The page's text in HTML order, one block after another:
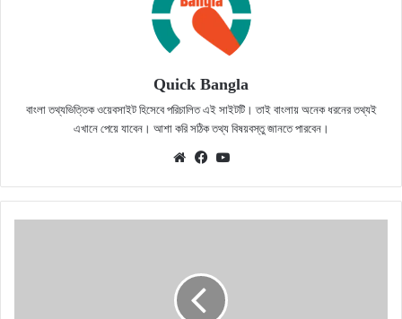
Quick Bangla
বাংলা তথ্যভিত্তিক ওয়েবসাইট হিসেবে পরিচালিত এই সাইটটি। তাই বাংলায় অনেক ধরনের তথ্যই
এখানে পেয়ে যাবেন। আশা করি সঠিক তথ্য বিষয়বস্তু জানতে পারবেন।
WebsiteFacebook